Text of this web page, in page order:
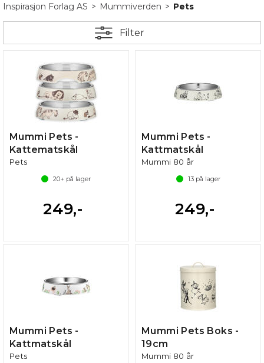
Inspirasjon Forlag AS> Mummiverden>Pets
Filter
Mummi Pets -
Kattematskål
Pets
20+ på lager
249,-
Mummi Pets -
Kattmatskål
Mummi 80 år
13på lager
249,-
Mummi Pets -
Kattmatskål
Pets
Mummi Pets Boks -
19cm
Mummi 80 år